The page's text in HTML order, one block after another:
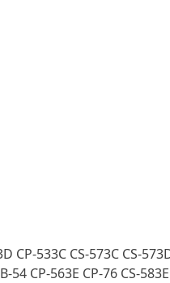
CP-533C CS-573C CS-
54 CP-563E CP-76 CS-